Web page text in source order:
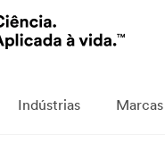
Indústrias Marcas